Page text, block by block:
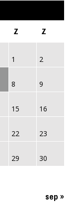
Z Z
1 2
8 9
15 16
22 23
29 30
sep »